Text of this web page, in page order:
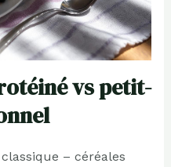
vs petit-
– céréales